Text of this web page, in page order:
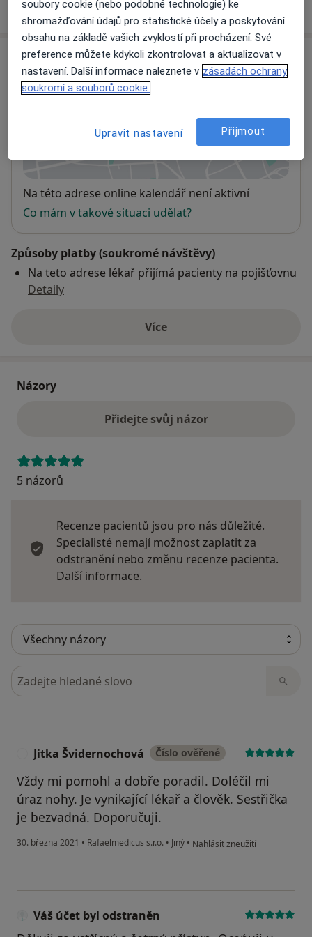
Adresa
Rafaelmedicus s.r.o.
se otevře v nové záložce
Dostupnost
Na této adrese online kalendář není aktivní
Co mám v takové situaci udělat?
Způsoby platby (soukromé návštěvy)
Na teto adrese lékař přijímá pacienty na pojišťovnu
Detaily
Víceo adrese
Názory
Přidejte svůj názor
5 názorů
Recenze pacientů jsou pro nás důležité.
Specialisté nemají možnost zaplatit za
odstranění nebo změnu recenze pacienta.
Další informace.
Hledejte v názorech
Jitka Švidernochová Číslo ověřené
Vždy mi pomohl a dobře poradil. Doléčil mi
úraz nohy. Je vynikající lékař a člověk. Sestřička
je bezvadná. Doporučuji.
30. března 2021 • Rafaelmedicus s.r.o. • Jiný • podle názoru uživatele Jitka
Nahlásit zneužití
Váš účet byl odstraněn
soubory cookie (nebo podobné technologie) ke
shromažďování údajů pro statistické účely a poskytování
obsahu na základě vašich zvyklostí při procházení. Své
preference můžete kdykoli zkontrolovat a aktualizovat v
nastavení. Další informace naleznete v zásadách ochrany
soukromí a souborů cookie.
Upravit nastavení Přijmout